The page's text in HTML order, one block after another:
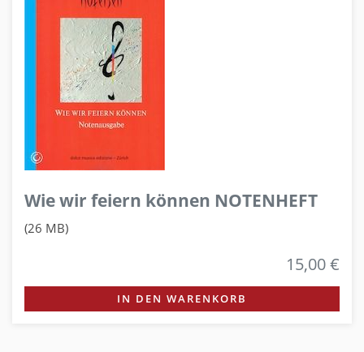
Wie wir feiern können NOTENHEFT
(26 MB)
15,00 €
IN DEN WARENKORB